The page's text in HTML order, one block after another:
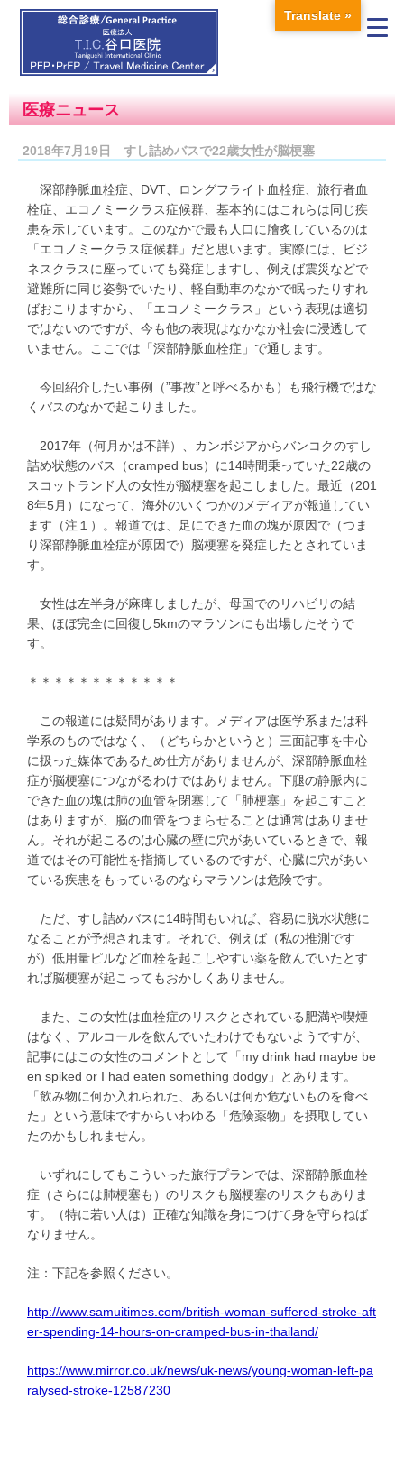
医療ニュース
2018年7月19日 すし詰めバスで22歳女性が脳梗塞
深部静脈血栓症、DVT、ロングフライト血栓症、旅行者血
栓症、エコノミークラス症候群、基本的にはこれらは同じ疾
患を示しています。このなかで最も人口に膾炙しているのは
「エコノミークラス症候群」だと思います。実際には、ビジ
ネスクラスに座っていても発症しますし、例えば震災などで
避難所に同じ姿勢でいたり、軽自動車のなかで眠ったりすれ
ばおこりますから、「エコノミークラス」という表現は適切
ではないのですが、今も他の表現はなかなか社会に浸透して
いません。ここでは「深部静脈血栓症」で通します。
今回紹介したい事例（”事故”と呼べるかも）も飛行機ではな
くバスのなかで起こりました。
2017年（何月かは不詳）、カンボジアからバンコクのすし
詰め状態のバス（cramped bus）に14時間乗っていた22歳の
スコットランド人の女性が脳梗塞を起こしました。最近（201
8年5月）になって、海外のいくつかのメディアが報道してい
ます（注１）。報道では、足にできた血の塊が原因で（つま
り深部静脈血栓症が原因で）脳梗塞を発症したとされていま
す。
女性は左半身が麻痺しましたが、母国でのリハビリの結
果、ほぼ完全に回復し5kmのマラソンにも出場したそうで
す。
＊＊＊＊＊＊＊＊＊＊＊＊
この報道には疑問があります。メディアは医学系または科
学系のものではなく、（どちらかというと）三面記事を中心
に扱った媒体であるため仕方がありませんが、深部静脈血栓
症が脳梗塞につながるわけではありません。下腿の静脈内に
できた血の塊は肺の血管を閉塞して「肺梗塞」を起こすこと
はありますが、脳の血管をつまらせることは通常はありませ
ん。それが起こるのは心臓の壁に穴があいているときで、報
道ではその可能性を指摘しているのですが、心臓に穴があい
ている疾患をもっているのならマラソンは危険です。
ただ、すし詰めバスに14時間もいれば、容易に脱水状態に
なることが予想されます。それで、例えば（私の推測です
が）低用量ピルなど血栓を起こしやすい薬を飲んでいたとす
れば脳梗塞が起こってもおかしくありません。
また、この女性は血栓症のリスクとされている肥満や喫煙
はなく、アルコールを飲んでいたわけでもないようですが、
記事にはこの女性のコメントとして「my drink had maybe be
en spiked or I had eaten something dodgy」とあります。
「飲み物に何か入れられた、あるいは何か危ないものを食べ
た」という意味ですからいわゆる「危険薬物」を摂取してい
たのかもしれません。
いずれにしてもこういった旅行プランでは、深部静脈血栓
症（さらには肺梗塞も）のリスクも脳梗塞のリスクもありま
す。（特に若い人は）正確な知識を身につけて身を守らねば
なりません。
注：下記を参照ください。
http://www.samuitimes.com/british-woman-suffered-stroke-aft
er-spending-14-hours-on-cramped-bus-in-thailand/
https://www.mirror.co.uk/news/uk-news/young-woman-left-pa
ralysed-stroke-12587230
Translate »